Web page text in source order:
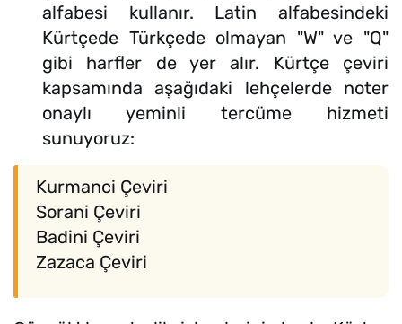
alfabesi kullanır. Latin alfabesindeki
Kürtçede Türkçede olmayan "W" ve "Q"
gibi harfler de yer alır. Kürtçe çeviri
kapsamında aşağıdaki lehçelerde noter
onaylı yeminli tercüme hizmeti
sunuyoruz:
Kurmanci Çeviri
Sorani Çeviri
Badini Çeviri
Zazaca Çeviri